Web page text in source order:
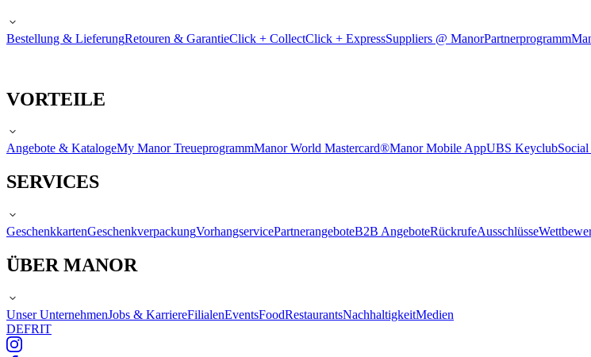
Bestellung & LieferungRetouren & GarantieClick + CollectClick + ExpressSuppliers @ ManorPartnerprogramm
VORTEILE
Angebote & KatalogeMy Manor TreueprogrammManor World Mastercard®Manor Mobile AppUBS Keyclub
SERVICES
GeschenkkartenGeschenkverpackungVorhangservicePartnerangeboteB2B AngeboteRückrufeAusschlüsse
ÜBER MANOR
Unser UnternehmenJobs & KarriereFilialenEventsFoodRestaurantsNachhaltigkeitMedien
DEFRIT